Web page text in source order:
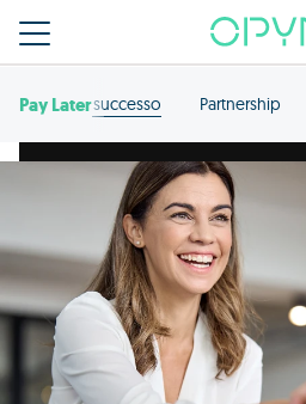
Pay Later
Casi di successo Partnership